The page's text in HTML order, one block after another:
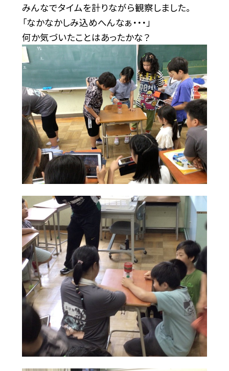
みんなでタイムを計りながら観察しました。
「なかなかしみ込めへんなぁ・・・」
何か気づいたことはあったかな？